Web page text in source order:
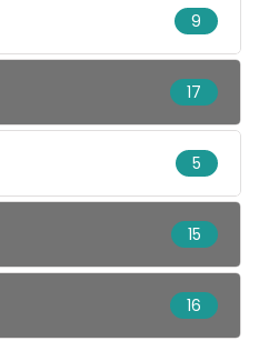
9
17
5
15
16